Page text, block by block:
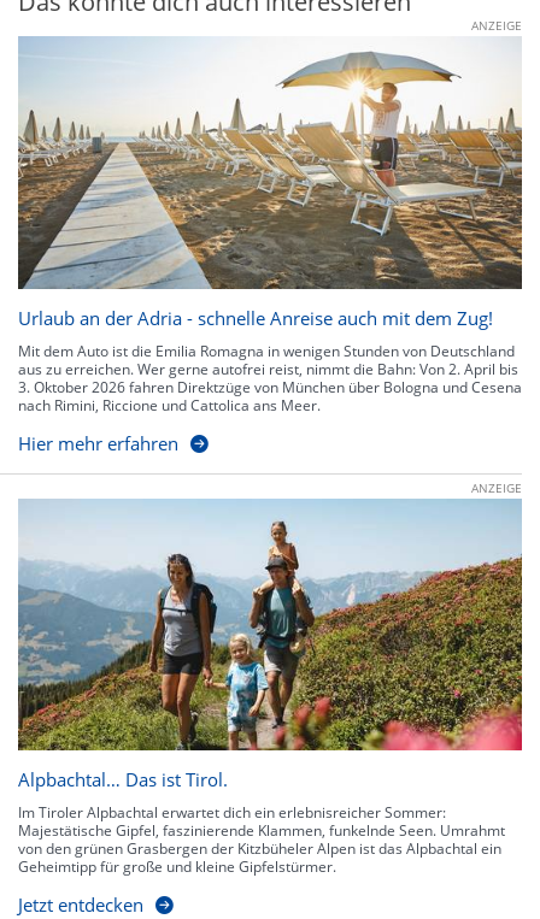
ANZEIGE
Urlaub an der Adria - schnelle Anreise auch mit dem Zug!
Mit dem Auto ist die Emilia Romagna in wenigen Stunden von Deutschland
aus zu erreichen. Wer gerne autofrei reist, nimmt die Bahn: Von 2. April bis
3. Oktober 2026 fahren Direktzüge von München über Bologna und Cesena
nach Rimini, Riccione und Cattolica ans Meer.
Hier mehr erfahren
ANZEIGE
Alpbachtal… Das ist Tirol.
Im Tiroler Alpbachtal erwartet dich ein erlebnisreicher Sommer:
Majestätische Gipfel, faszinierende Klammen, funkelnde Seen. Umrahmt
von den grünen Grasbergen der Kitzbüheler Alpen ist das Alpbachtal ein
Geheimtipp für große und kleine Gipfelstürmer.
Jetzt entdecken